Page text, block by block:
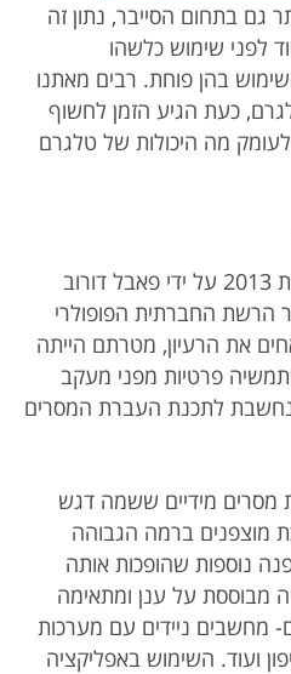
גם בתחום הסייבר, נתון זה
לפני שימוש כלשהו
בהן פוחת. רבים מאתנו
כעת הגיע הזמן לחשוף
מה היכולות של טלגרם
מערכת טלגרם הושקה בשנת 2013 על ידי פאבל דורוב
הרשת החברתית הפופולרי
את הרעיון, מטרתם הייתה
פרטיות מפני מעקב
לתכנת העברת המסרים
מידיים ששמה דגש
מוצפנים ברמה הגבוהה
נוספות שהופכות אותה
מבוססת על ענן ומתאימה
מחשבים ניידים עם מערכות
ועוד. השימוש באפליקציה